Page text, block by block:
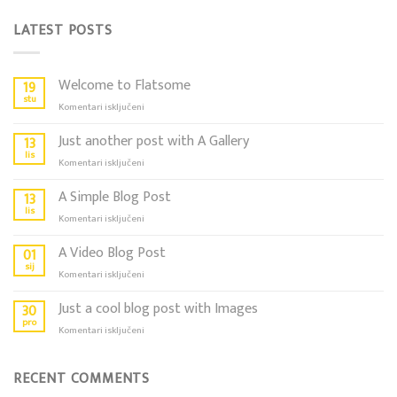
LATEST POSTS
19
stu
Welcome to Flatsome
Komentari isključeni
to
Flatsome
13
lis
Just another post with A Gallery
Komentari isključeni
another
post
Gallery
13
lis
A Simple Blog Post
Komentari isključeni
Simple
Blog
01
sij
A Video Blog Post
Komentari isključeni
Video
Blog
30
pro
Just a cool blog post with Images
Komentari isključeni
cool
RECENT COMMENTS